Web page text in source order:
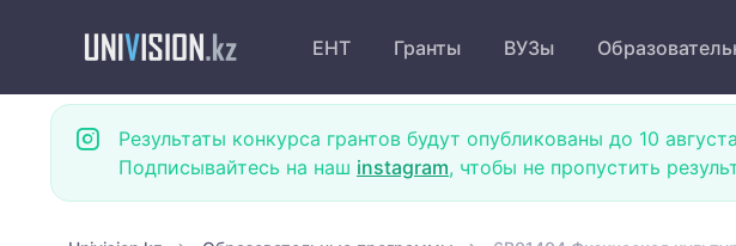
ЕНТ Гранты ВУЗы
Результаты конкурса грантов будут опубликованы до 10
Подписывайтесь на наш instagram, чтобы не пропустить